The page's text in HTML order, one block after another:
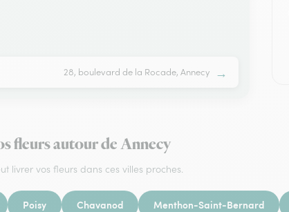
28, boulevard de la Rocade, Annecy →
fleurs autour de Annecy
livrer vos fleurs dans ces villes proches.
Poisy Chavanod Menthon-Saint-Bernard